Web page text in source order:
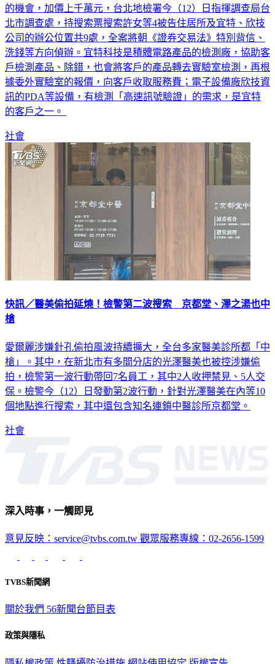
的機會，加價上千萬元，台北地檢署今（12）日指揮調查局台
北市調查處，持搜索票搜索許女等4被告住居所及宜特、欣技
公司的辦公位置共9處，全案將朝《證券交易法》特別背信、
洗錢等方向偵辦。宜特科技是積體電路產品的檢測廠，協助客
戶檢測產品、除錯，也會將客戶的產品轉去實驗室檢測，再根
據委外實驗室的報價，向客戶收取服務費；電子設備廠欣技資
訊的PDA等設備，有檢測「高速訊號驗證」的需求，是宜特
的客戶之一。
社會
快訊／醫美偷拍延燒！檢警第二波搜索 京都堂、澤之湯也中
槍
愛爾麗涉嫌針孔偷拍風波持續擴大，全台多家醫美診所都「中
槍」。其中，在新北市有多間分店的光澤醫美也被控涉嫌偷
拍，檢警第一波行動帶回7名員工，其中2人收押禁見、5人交
保。檢警今（12）日發動第2波行動，針對光澤醫美在內等10
個地點進行搜索，其中還包含知名連鎖中醫診所京都堂。
社會
深入時事，一觸即見
意見反映：service@tvbs.com.tw 觀眾服務專線：02-2656-1599
TVBS新聞網
關於我們 56新聞台節目表
政策與隱私